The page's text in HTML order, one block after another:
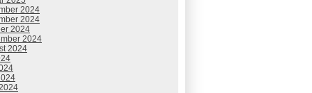
2024
2024
2024
2024
2024